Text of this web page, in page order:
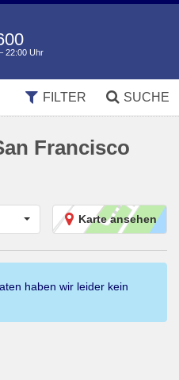
22:00 Uhr
SUCHE
FILTER
Francisco
Karte ansehen
haben wir leider kein